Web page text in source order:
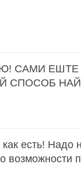
САМИ
СПОСОБ
есть! Надо